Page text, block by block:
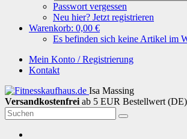
Passwort vergessen
Neu hier? Jetzt registrieren
Warenkorb: 0,00 €
Es befinden sich keine Artikel im
Mein Konto / Registrierung
Kontakt
Isa Massing
Versandkostenfrei ab 5 EUR Bestellwert (DE)